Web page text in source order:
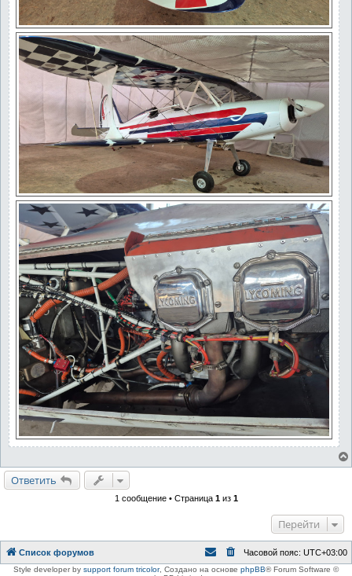
Ответить
1 сообщение • Страница 1из 1
Перейти
Список форумов Часовой пояс: UTC+03:00
Style developer by support forum tricolor, Создано на основе phpBB® Forum Software ©